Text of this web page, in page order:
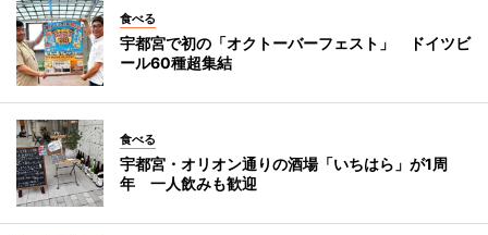
食べる
宇都宮で初の「オクトーバーフェスト」 ドイツビ
ール60種超集結
食べる
宇都宮・オリオン通りの酒場「いちはら」が1周
年 一人飲みも歓迎